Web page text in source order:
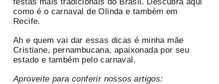
como é o carnaval de Olinda e também em
Recife.
Ah e quem vai dar essas dicas é minha mãe
Cristiane, pernambucana, apaixonada por seu
estado e também pelo carnaval.
Aproveite para conferir nossos artigos: